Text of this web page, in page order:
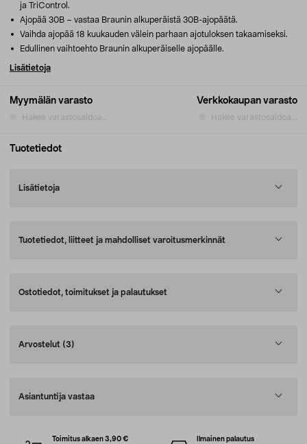
Myymälän varasto
Hakee varastosaldoa...
Verkkokaupan varasto
Hakee varastosaldoa...
ja TriControl.
Ajopää 30B – vastaa Braunin alkuperäistä 30B-ajopäätä.
Vaihda ajopää 18 kuukauden välein parhaan ajotuloksen takaamiseksi.
Edullinen vaihtoehto Braunin alkuperäiselle ajopäälle.
Lisätietoja
Tuotetiedot
Lisätietoja
Tuotetiedot, liitteet ja mahdolliset varoitusmerkinnät
Ostotiedot, toimitukset ja palautukset
Arvostelut (3)
Asiantuntija vastaa
Toimitus alkaen 3,90 €
Ilmainen palautus